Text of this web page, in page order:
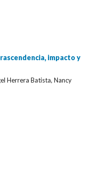
impacto y
Herrera Batista, Nancy